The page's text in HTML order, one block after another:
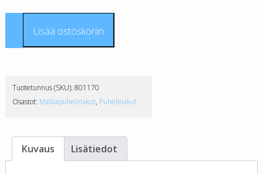
Nokia
CS
määrä
Lisää ostoskoriin
Tuotetunnus (SKU): 801170
Osastot: Matkapuhelinakut, Puhelinakut
Kuvaus Lisätiedot